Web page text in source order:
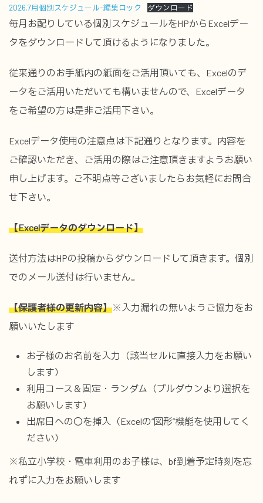
2026.7月個別スケジュールｰ編集ロック ダウンロード
毎月お配りしている個別スケジュールをHPからExcelデー
タをダウンロードして頂けるようになりました。
従来通りのお手紙内の紙面をご活用頂いても、Excelのデ
ータをご活用いただいても構いませんので、Excelデータ
をご希望の方は是非ご活用下さい。
Excelデータ使用の注意点は下記通りとなります。内容を
ご確認いただき、ご活用の際はご注意頂きますようお願い
申し上げます。ご不明点等ございましたらお気軽にお問合
せ下さい。
【Excelデータのダウンロード】
送付方法はHPの投稿からダウンロードして頂きます。個別
でのメール送付は行いません。
【保護者様の更新内容】※入力漏れの無いようご協力をお
願いいたします
お子様のお名前を入力（該当セルに直接入力をお願い
します）
利用コース＆固定・ランダム（プルダウンより選択を
お願いします）
出席日への〇を挿入（Excelの“図形”機能を使用してく
ださい）
※私立小学校・電車利用のお子様は、bf到着予定時刻を忘
れずに入力をお願いします